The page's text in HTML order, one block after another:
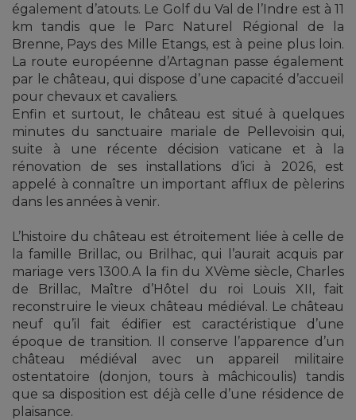
également d’atouts. Le Golf du Val de l’Indre est à 11
km tandis que le Parc Naturel Régional de la
Brenne, Pays des Mille Etangs, est à peine plus loin.
La route européenne d’Artagnan passe également
par le château, qui dispose d’une capacité d’accueil
pour chevaux et cavaliers.
Enfin et surtout, le château est situé à quelques
minutes du sanctuaire mariale de Pellevoisin qui,
suite à une récente décision vaticane et à la
rénovation de ses installations d’ici à 2026, est
appelé à connaître un important afflux de pèlerins
dans les années à venir.
L’histoire du château est étroitement liée à celle de
la famille Brillac, ou Brilhac, qui l’aurait acquis par
mariage vers 1300.A la fin du XVème siècle, Charles
de Brillac, Maître d’Hôtel du roi Louis XII, fait
reconstruire le vieux château médiéval. Le château
neuf qu’il fait édifier est caractéristique d’une
époque de transition. Il conserve l’apparence d’un
château médiéval avec un appareil militaire
ostentatoire (donjon, tours à mâchicoulis) tandis
que sa disposition est déjà celle d’une résidence de
plaisance.